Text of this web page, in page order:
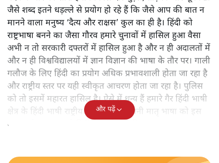
फिर हिंदुत्ववादी संगठन और उसके प्रचार प्रसार से भी यह
गलतफहमी बनी कि वे और कुछ भले न करें लेकिन गैर- हिंदी क्षेत्रों
में अपनी विचारधारा के साथ हिंदी फैला रहे हैं। यह गलतफहमी एक
हद तक हिंदी के इलेकट्रॉनिक चैनलों की बढ़ती दर्शक संख्या को
देखकर भी हुई। लगा कि उनके परदे पर तू-तू मैं-मैं और मारधाड़
वाली स्थितियां आखिरकार हिंदी इलाके का गौरव बढ़ा रही हैं और
राष्ट्रीय राजनीति के सारे विमर्श को राष्ट्रीय भाषा में केंद्रित कर रही
हैं। जो काम दयानंद सरस्वती, भारतेंदु हरिश्चंद्र, गणेश शंकर विद्यार्थी,
महावीर प्रसाद द्विवेदी, प्रेमचंद, हजारी प्रसाद द्विवेदी, महात्मा गांधी,
पुरुषोत्तम दास टंडन, डॉ राममनोहर लोहिया और पंडित जवाहर